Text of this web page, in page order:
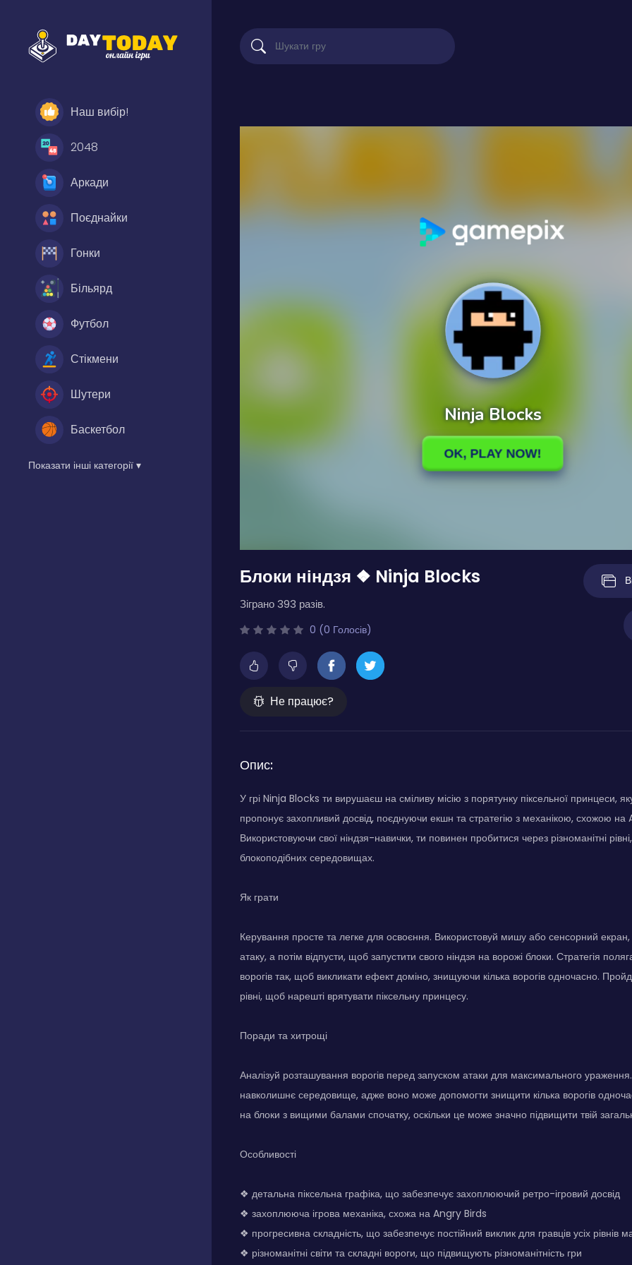
Наш вибір!
2048
Аркади
Поєднайки
Гонки
Більярд
Футбол
Стікмени
Шутери
Баскетбол
Показати інші категорії ▾
Блоки ніндзя ❖ Ninja Blocks
Зіграно 393 разів.
0 (0 Голосів)
Не працює?
Опис:
У грі Ninja Blocks ти вирушаєш на сміливу місію з порятунку піксельної принцеси,
пропонує захопливий досвід, поєднуючи екшн та стратегію з механікою, схожою на
Використовуючи свої ніндзя-навички, ти повинен пробитися через різноманітні
блокоподібних середовищах.
Як грати
Керування просте та легке для освоєння. Використовуй мишу або сенсорний
атаку, а потім відпусти, щоб запустити свого ніндзя на ворожі блоки. Стратегія
ворогів так, щоб викликати ефект доміно, знищуючи кілька ворогів одночасно.
рівні, щоб нарешті врятувати піксельну принцесу.
Поради та хитрощі
Аналізуй розташування ворогів перед запуском атаки для максимального
навколишнє середовище, адже воно може допомогти знищити кілька ворогів
на блоки з вищими балами спочатку, оскільки це може значно підвищити твій
Особливості
❖ детальна піксельна графіка, що забезпечує захоплюючий ретро-ігровий досвід
❖ захоплююча ігрова механіка, схожа на Angry Birds
❖ прогресивна складність, що забезпечує постійний виклик для гравців усіх рівнів
❖ різноманітні світи та складні вороги, що підвищують різноманітність гри